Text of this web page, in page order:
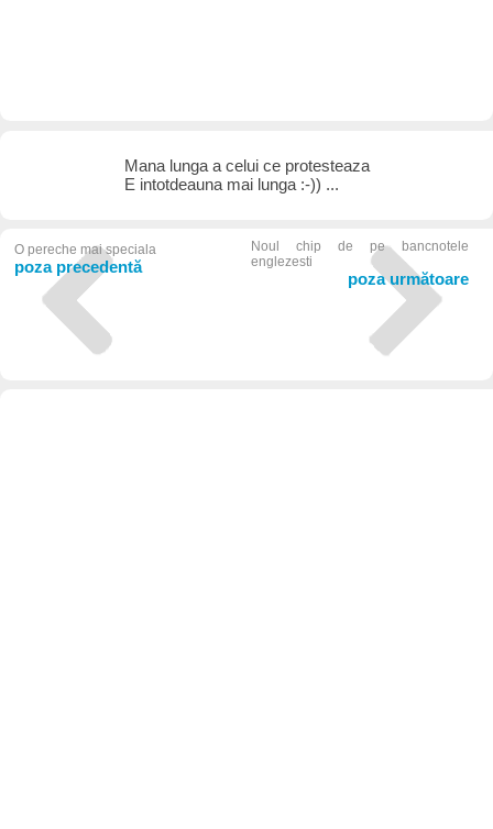
Mana lunga a celui ce protesteaza
E intotdeauna mai lunga :-)) ...
O pereche mai speciala
poza precedentă
Noul chip de pe bancnotele
englezesti
poza următoare